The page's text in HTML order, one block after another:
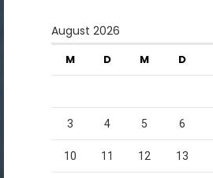
August 2026
M D M D
3 4 5 6
10 11 12 13